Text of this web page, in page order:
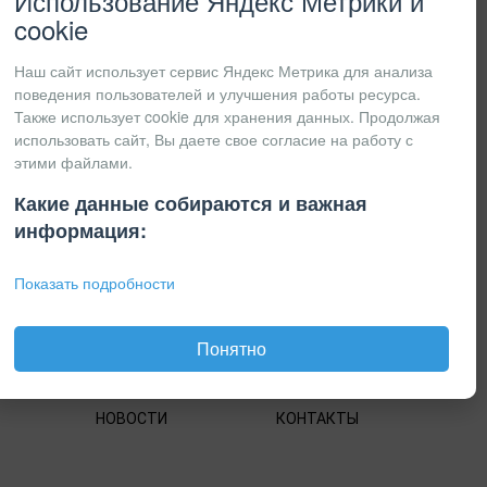
КПП:
НОВОСТИ КОНТАКТЫ
cookie
Наш сайт использует сервис Яндекс Метрика для анализа
поведения пользователей и улучшения работы ресурса.
Также использует cookie для хранения данных. Продолжая
использовать сайт, Вы даете свое согласие на работу с
этими файлами.
Какие данные собираются и важная
информация:
Показать подробности
Понятно